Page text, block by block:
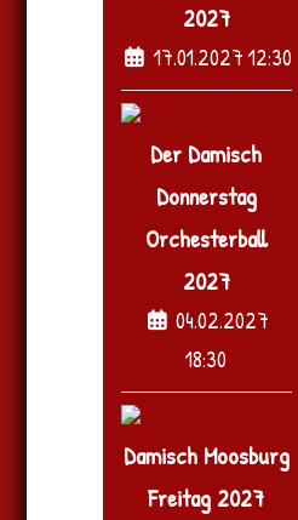
2027
17.01.2027 12:30
Der Damisch
Donnerstag
Orchesterball
2027
04.02.2027
18:30
Damisch Moosburg
Freitag 2027